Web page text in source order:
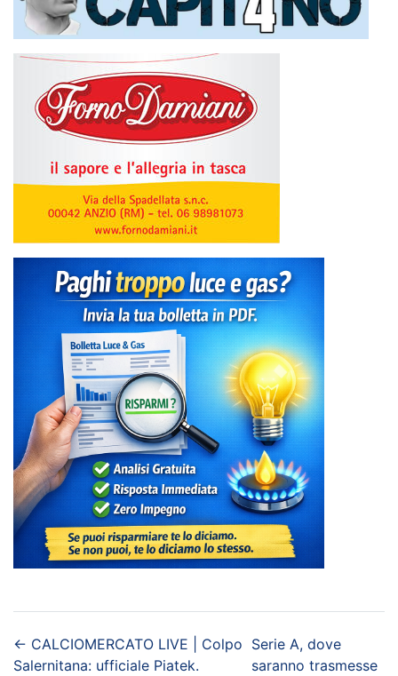
← CALCIOMERCATO LIVE | Colpo
Salernitana: ufficiale Piatek.
Serie A, dove
saranno trasmesse